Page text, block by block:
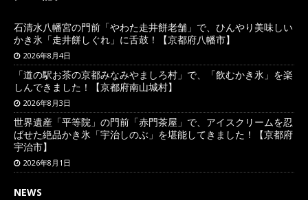
石清水八幡宮の門前「やわた走井餅老舗」で、ひんやり美味しい
かき氷「走井餅しぐれ」に舌鼓！【京都府八幡市】
2026年8月4日
「道の駅お茶の京都みなみやましろ村」で、「飲むかき氷」を楽
しんできました！【京都府南山城村】
2026年8月3日
世界遺産「平等院」の門前「赤門茶屋」で、アイスクリームを忍
ばせた絶品かき氷「宇治しのぶ」を堪能してきました！【京都府
宇治市】
2026年8月1日
NEWS